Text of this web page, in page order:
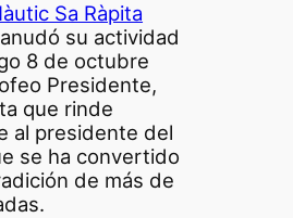
Sa Ràpita
su actividad
8 de octubre
Presidente,
que rinde
al presidente del
se ha convertido
de más de